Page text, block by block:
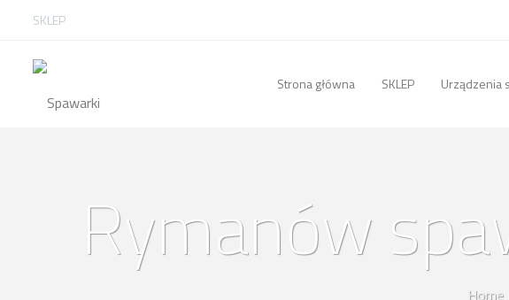
SKLEP
Strona główna SKLEP Urządzenia
Rymanów
Home